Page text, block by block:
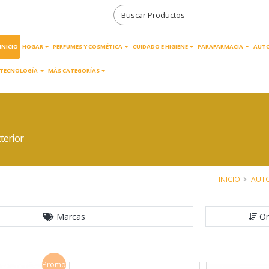
INICIO HOGAR PERFUMES Y COSMÉTICA CUIDADO E HIGIENE PARAFARMACIA
TECNOLOGÍA MÁS CATEGORÍAS
INICIO
Marcas
Promo